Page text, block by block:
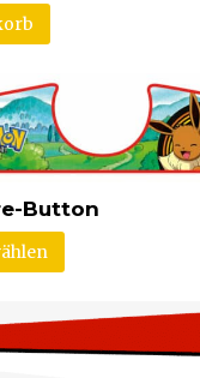
Button